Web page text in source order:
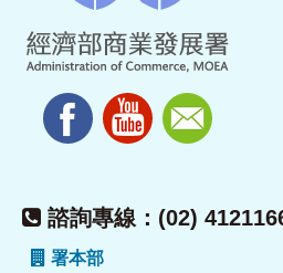
諮詢專線：(02)
署本部